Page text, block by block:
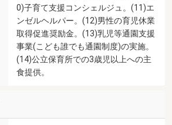
0)子育て支援コンシェルジュ。(11)エ
ンゼルヘルパー。(12)男性の育児休業
取得促進奨励金。(13)乳児等通園支援
事業(こども誰でも通園制度)の実施。
(14)公立保育所での3歳児以上への主
食提供。